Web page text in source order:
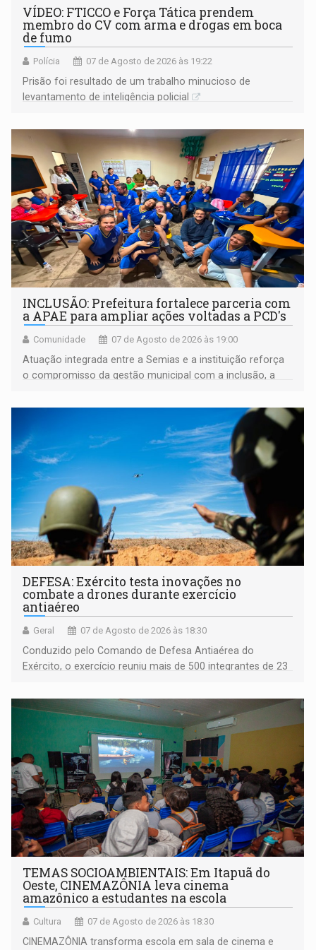
VÍDEO: FTICCO e Força Tática prendem
membro do CV com arma e drogas em boca
de fumo
Polícia 07 de Agosto de 2026 às 19:22
Prisão foi resultado de um trabalho minucioso de
levantamento de inteligência policial
INCLUSÃO: Prefeitura fortalece parceria com
a APAE para ampliar ações voltadas a PCD's
Comunidade 07 de Agosto de 2026 às 19:00
Atuação integrada entre a Semias e a instituição reforça
o compromisso da gestão municipal com a inclusão, a
DEFESA: Exército testa inovações no
combate a drones durante exercício
antiaéreo
Geral 07 de Agosto de 2026 às 18:30
Conduzido pelo Comando de Defesa Antiaérea do
Exército, o exercício reuniu mais de 500 integrantes de 23
TEMAS SOCIOAMBIENTAIS: Em Itapuã do
Oeste, CINEMAZÔNIA leva cinema
amazônico a estudantes na escola
Cultura 07 de Agosto de 2026 às 18:30
CINEMAZÔNIA transforma escola em sala de cinema e